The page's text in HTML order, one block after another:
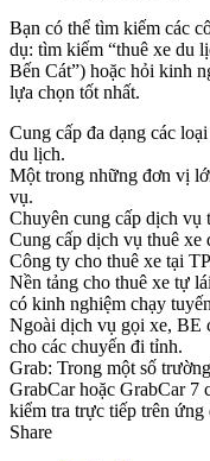
Bạn có thể tìm kiếm các
dụ: tìm kiếm “thuê xe du
Bến Cát”) hoặc hỏi kinh
lựa chọn tốt nhất.
Cung cấp đa dạng các
du lịch.
Một trong những đơn vị
vụ.
Chuyên cung cấp dịch vụ
Cung cấp dịch vụ thuê xe
Công ty cho thuê xe tại
Nền tảng cho thuê xe tự
có kinh nghiệm chạy
Ngoài dịch vụ gọi xe, BE
cho các chuyến đi tỉnh.
Grab: Trong một số
GrabCar hoặc GrabCar 7
kiểm tra trực tiếp trên ứng
Share